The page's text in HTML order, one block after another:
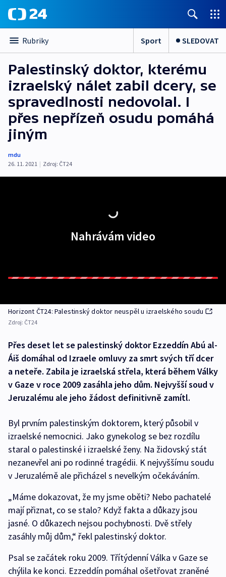
Rubriky Sport SLEDOVAT
Palestinský doktor, kterému
izraelský nálet zabil dcery, se
spravedlnosti nedovolal. I
přes nepřízeň osudu pomáhá
jiným
mdu
26. 11. 2021 | Zdroj: ČT24
Nahrávám video
Horizont ČT24: Palestinský doktor neuspěl u izraelského soudu
Zdroj: ČT24
Přes deset let se palestinský doktor Ezzeddín Abú al-
Áiš domáhal od Izraele omluvy za smrt svých tří dcer
a neteře. Zabila je izraelská střela, která během Války
v Gaze v roce 2009 zasáhla jeho dům. Nejvyšší soud v
Jeruzalému ale jeho žádost definitivně zamítl.
Byl prvním palestinským doktorem, který působil v
izraelské nemocnici. Jako gynekolog se bez rozdílu
staral o palestinské i izraelské ženy. Na židovský stát
nezanevřel ani po rodinné tragédii. K nejvyššímu soudu
v Jeruzalémě ale přicházel s nevelkým očekáváním.
„Máme dokazovat, že my jsme oběti? Nebo pachatelé
mají přiznat, co se stalo? Když fakta a důkazy jsou
jasné. O důkazech nejsou pochybnosti. Dvě střely
zasáhly můj dům,“ řekl palestinský doktor.
Psal se začátek roku 2009. Třítýdenní Válka v Gaze se
chýlila ke konci. Ezzeddín pomáhal ošetřovat zraněné